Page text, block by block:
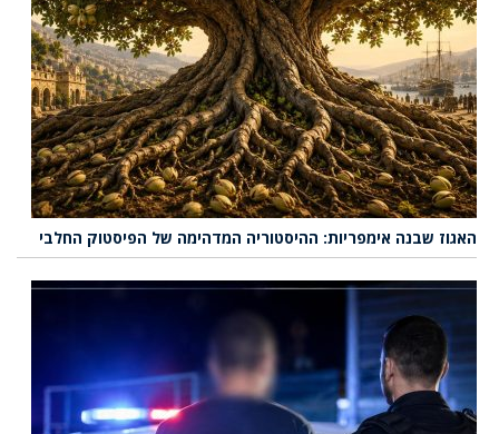
האגוז שבנה אימפריות: ההיסטוריה המדהימה של הפיסטוק החלבי